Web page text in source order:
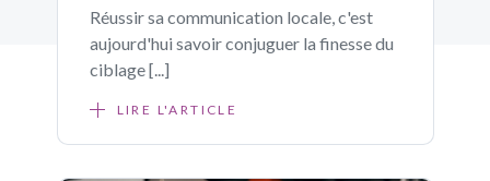
Réussir sa communication locale, c'est
aujourd'hui savoir conjuguer la finesse du
ciblage [...]
LIRE L'ARTICLE